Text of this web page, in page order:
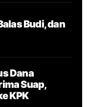
Budi, dan
Dana
Suap,
KPK